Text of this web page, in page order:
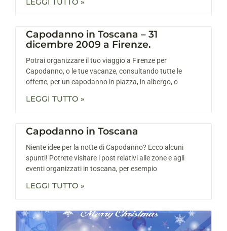
Capodanno in Toscana – 31
dicembre 2009 a Firenze.
Potrai organizzare il tuo viaggio a Firenze per
Capodanno, o le tue vacanze, consultando tutte le
offerte, per un capodanno in piazza, in albergo, o
LEGGI TUTTO »
Capodanno in Toscana
Niente idee per la notte di Capodanno? Ecco alcuni
spunti! Potrete visitare i post relativi alle zone e agli
eventi organizzati in toscana, per esempio
LEGGI TUTTO »